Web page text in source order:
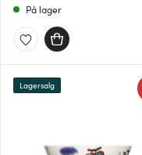
På lager
Lagersalg